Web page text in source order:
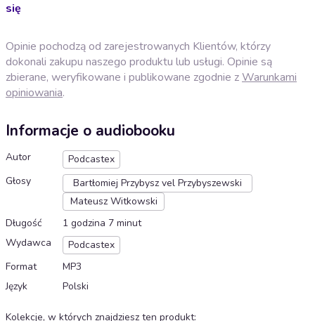
się
Opinie pochodzą od zarejestrowanych Klientów, którzy
dokonali zakupu naszego produktu lub usługi. Opinie są
zbierane, weryfikowane i publikowane zgodnie zWarunkami
opiniowania.
Informacje o audiobooku
Autor
Podcastex
Głosy
Bartłomiej Przybysz vel Przybyszewski
Mateusz Witkowski
Długość
1 godzina 7 minut
Wydawca
Podcastex
Format
MP3
Język
Polski
Kolekcje, w których znajdziesz ten produkt: